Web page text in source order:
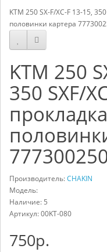
KTM 250 SX-F/XC-F 13-15,
половинки картера
KTM 250
350 SXF/
Производитель:CHAKIN
Модель:
Наличие: 5
Артикул:00KT-080
750р.